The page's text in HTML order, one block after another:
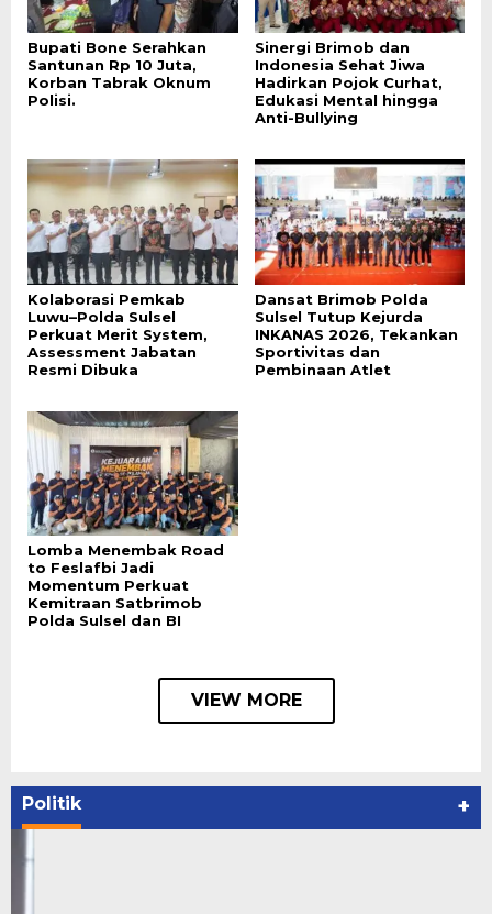
Bupati Bone Serahkan
Santunan Rp 10 Juta,
Korban Tabrak Oknum
Polisi.
Sinergi Brimob dan
Indonesia Sehat Jiwa
Hadirkan Pojok Curhat,
Edukasi Mental hingga
Anti-Bullying
Kolaborasi Pemkab
Luwu–Polda Sulsel
Perkuat Merit System,
Assessment Jabatan
Resmi Dibuka
Dansat Brimob Polda
Sulsel Tutup Kejurda
INKANAS 2026, Tekankan
Sportivitas dan
Pembinaan Atlet
Lomba Menembak Road
to Feslafbi Jadi
Momentum Perkuat
Kemitraan Satbrimob
Polda Sulsel dan BI
VIEW MORE
Politik +